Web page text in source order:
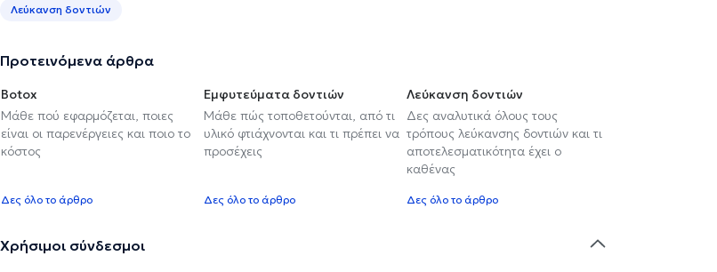
Λεύκανση δοντιών
Προτεινόμενα άρθρα
Botox
Μάθε πού εφαρμόζεται, ποιες
είναι οι παρενέργειες και ποιο το
κόστος
Δες όλο το άρθρο
Εμφυτεύματα δοντιών
Μάθε πώς τοποθετούνται, από τι
υλικό φτιάχνονται και τι πρέπει να
προσέχεις
Δες όλο το άρθρο
Λεύκανση δοντιών
Δες αναλυτικά όλους τους
τρόπους λεύκανσης δοντιών και τι
αποτελεσματικότητα έχει ο
καθένας
Δες όλο το άρθρο
Χρήσιμοι σύνδεσμοι